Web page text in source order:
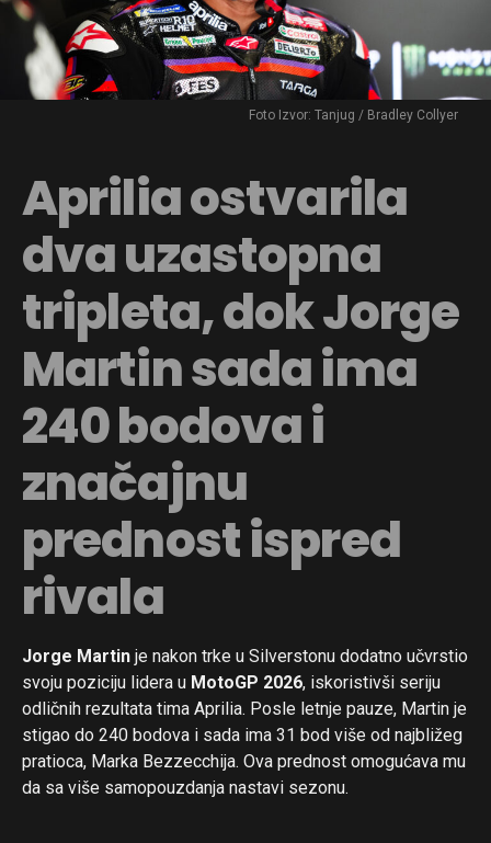
Foto Izvor: Tanjug / Bradley Collyer
Aprilia ostvarila
dva uzastopna
tripleta, dok Jorge
Martin sada ima
240 bodova i
značajnu
prednost ispred
rivala
Jorge Martin je nakon trke u Silverstonu dodatno učvrstio
svoju poziciju lidera u MotoGP 2026, iskoristivši seriju
odličnih rezultata tima Aprilia. Posle letnje pauze, Martin je
stigao do 240 bodova i sada ima 31 bod više od najbližeg
pratioca, Marka Bezzecchija. Ova prednost omogućava mu
da sa više samopouzdanja nastavi sezonu.